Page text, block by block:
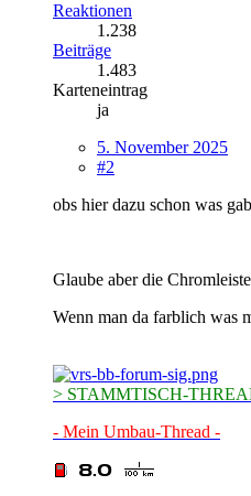
Reaktionen
1.238
Beiträge
1.483
Karteneintrag
ja
5. November 2025
#2
obs hier dazu schon was
Glaube aber die
Wenn man da farblich was
> STAMMTISCH-
- Mein Umbau-Thread -